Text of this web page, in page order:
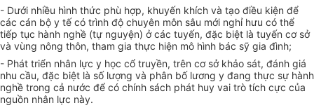
- Dưới nhiều hình thức phù hợp, khuyến khích và tạo điều kiện để
các cán bộ y tế có trình độ chuyên môn sâu mới nghỉ hưu có thể
tiếp tục hành nghề (tự nguyện) ở các tuyến, đặc biệt là tuyến cơ sở
và vùng nông thôn, tham gia thực hiện mô hình bác sỹ gia đình;
- Phát triển nhân lực y học cổ truyền, trên cơ sở khảo sát, đánh giá
nhu cầu, đặc biệt là số lượng và phân bố lương y đang thực sự hành
nghề trong cả nước để có chính sách phát huy vai trò tích cực của
nguồn nhân lực này.